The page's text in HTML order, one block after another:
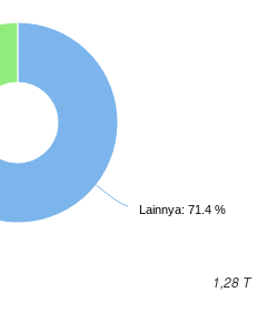
Lainnya: 71.4 %
1,28 T